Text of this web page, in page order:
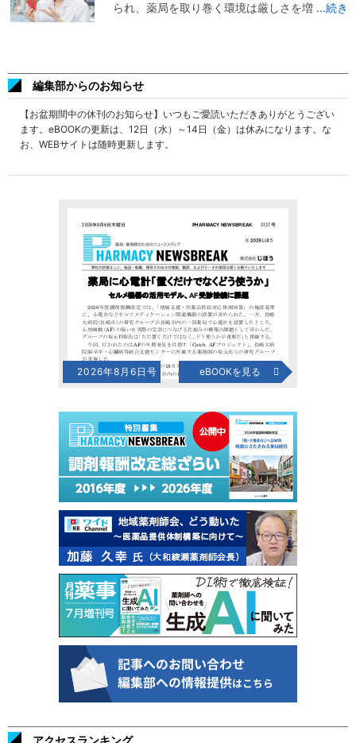
られ、薬局を取り巻く環境は厳しさを増 ...続き
編集部からのお知らせ
【お盆期間中の休刊のお知らせ】いつもご愛読いただきありがとうござい
ます。eBOOKの更新は、12日（水）～14日（金）は休みになります。な
お、WEBサイトは随時更新します。
2026年8月6日号 eBOOKを見る
アクセスランキング